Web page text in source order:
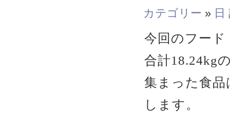
カテゴリー » 日
今回のフー
合計18.24kg
集まった食
します。